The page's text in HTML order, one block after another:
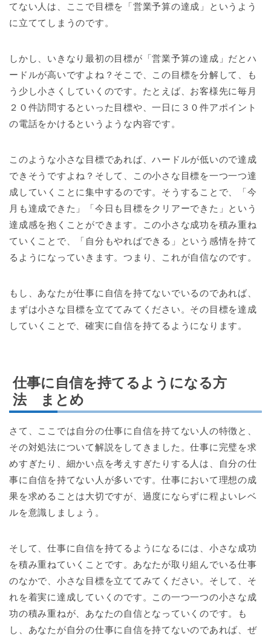
てない人は、ここで目標を「営業予算の達成」というよう
に立ててしまうのです。
しかし、いきなり最初の目標が「営業予算の達成」だとハ
ードルが高いですよね？そこで、この目標を分解して、も
う少し小さくしていくのです。たとえば、お客様先に毎月
２０件訪問するといった目標や、一日に３０件アポイント
の電話をかけるというような内容です。
このような小さな目標であれば、ハードルが低いので達成
できそうですよね？そして、この小さな目標を一つ一つ達
成していくことに集中するのです。そうすることで、「今
月も達成できた」「今日も目標をクリアーできた」という
達成感を抱くことができます。この小さな成功を積み重ね
ていくことで、「自分もやればできる」という感情を持て
るようになっていきます。つまり、これが自信なのです。
もし、あなたが仕事に自信を持てないでいるのであれば、
まずは小さな目標を立ててみてください。その目標を達成
していくことで、確実に自信を持てるようになります。
仕事に自信を持てるようになる方
法 まとめ
さて、ここでは自分の仕事に自信を持てない人の特徴と、
その対処法について解説をしてきました。仕事に完璧を求
めすぎたり、細かい点を考えすぎたりする人は、自分の仕
事に自信を持てない人が多いです。仕事において理想の成
果を求めることは大切ですが、過度にならずに程よいレベ
ルを意識しましょう。
そして、仕事に自信を持てるようになるには、小さな成功
を積み重ねていくことです。あなたが取り組んでいる仕事
のなかで、小さな目標を立ててみてください。そして、そ
れを着実に達成していくのです。この一つ一つの小さな成
功の積み重ねが、あなたの自信となっていくのです。も
し、あなたが自分の仕事に自信を持てないのであれば、ぜ